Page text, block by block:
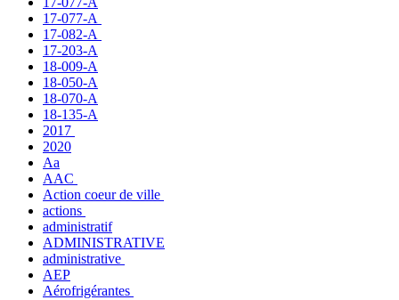
17-077-A
17-082-A
17-203-A
18-009-A
18-050-A
18-070-A
18-135-A
2017
2020
Aa
AAC
Action coeur de ville
actions
administratif
ADMINISTRATIVE
administrative
AEP
Aérofrigérantes